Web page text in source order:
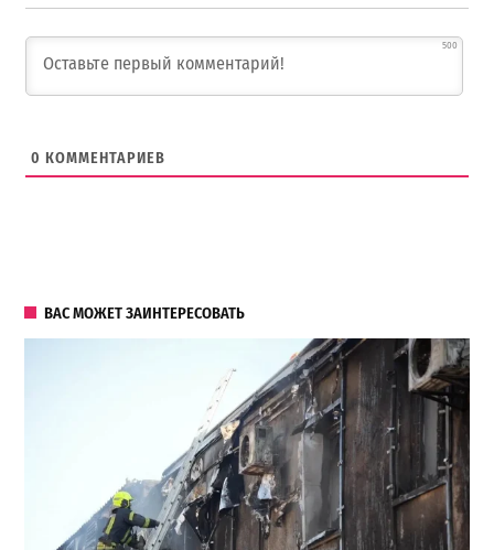
500
0 КОММЕНТАРИЕВ
ВАС МОЖЕТ ЗАИНТЕРЕСОВАТЬ